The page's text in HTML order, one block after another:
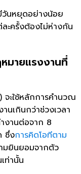
นหยุดอย่างน้อย
ะครั้งต้องไม่ห่างกัน
มายแรงงานที่
ะใช้หลักการคำนวณ
นเกินกว่าช่วงเวลา
งานต่อจาก 8
ซึ่งการคิดโอทีตาม
มยินยอมจากตัว
ท่านั้น